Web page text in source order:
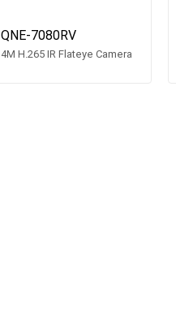
QNE-7080RV
4M H.265 IR Flateye Camera